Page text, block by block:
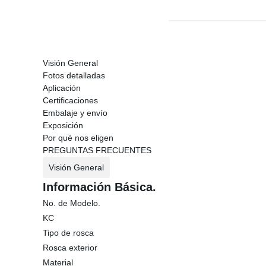
Visión General
Fotos detalladas
Aplicación
Certificaciones
Embalaje y envío
Exposición
Por qué nos eligen
PREGUNTAS FRECUENTES
Visión General
Información Básica.
No. de Modelo.
KC
Tipo de rosca
Rosca exterior
Material